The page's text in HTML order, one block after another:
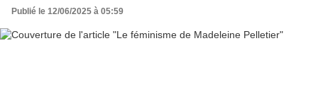
Publié le 12/06/2025 à 05:59